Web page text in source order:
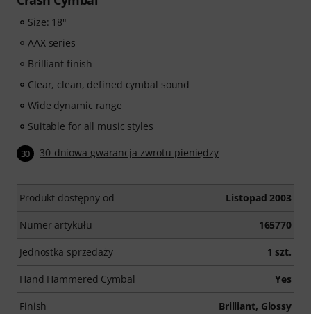
Size: 18"
AAX series
Brilliant finish
Clear, clean, defined cymbal sound
Wide dynamic range
Suitable for all music styles
30 30-dniowa gwarancja zwrotu pieniędzy
Produkt dostępny od Listopad 2003
Numer artykułu 165770
Jednostka sprzedaży 1 szt.
Hand Hammered Cymbal Yes
Finish Brilliant, Glossy